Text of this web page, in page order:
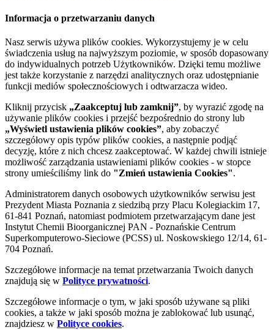
Informacja o przetwarzaniu danych
Nasz serwis używa plików cookies. Wykorzystujemy je w celu
świadczenia usług na najwyższym poziomie, w sposób dopasowany
do indywidualnych potrzeb Użytkowników. Dzięki temu możliwe
jest także korzystanie z narzędzi analitycznych oraz udostępnianie
funkcji mediów społecznościowych i odtwarzacza wideo.
Kliknij przycisk „Zaakceptuj lub zamknij”, by wyrazić zgodę na
używanie plików cookies i przejść bezpośrednio do strony lub
„Wyświetl ustawienia plików cookies”, aby zobaczyć
szczegółowy opis typów plików cookies, a następnie podjąć
decyzję, które z nich chcesz zaakceptować. W każdej chwili istnieje
możliwość zarządzania ustawieniami plików cookies - w stopce
strony umieściliśmy link do "Zmień ustawienia Cookies".
Administratorem danych osobowych użytkowników serwisu jest
Prezydent Miasta Poznania z siedzibą przy Placu Kolegiackim 17,
61-841 Poznań, natomiast podmiotem przetwarzającym dane jest
Instytut Chemii Bioorganicznej PAN - Poznańskie Centrum
Superkomputerowo-Sieciowe (PCSS) ul. Noskowskiego 12/14, 61-
704 Poznań.
Szczegółowe informacje na temat przetwarzania Twoich danych
znajdują się w Polityce prywatności.
Szczegółowe informacje o tym, w jaki sposób używane są pliki
cookies, a także w jaki sposób można je zablokować lub usunąć,
znajdziesz w Polityce cookies.